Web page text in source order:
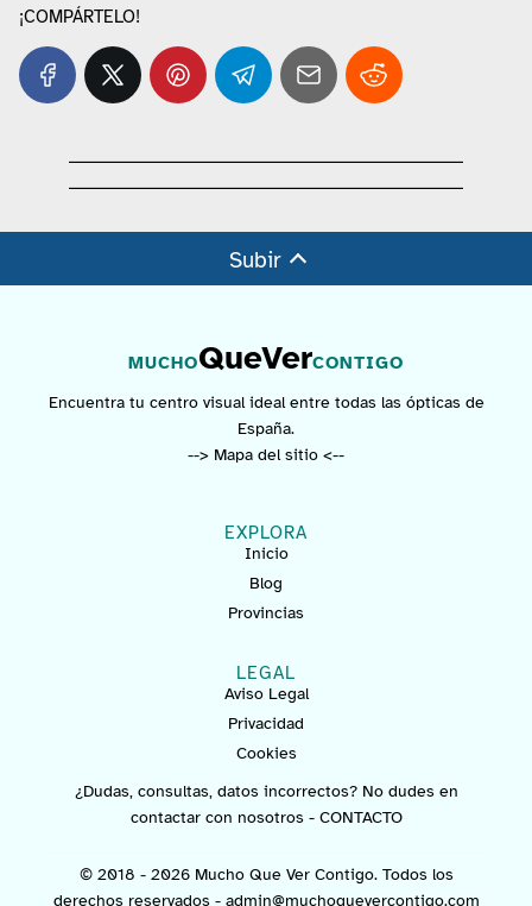
¡COMPÁRTELO!
Subir
MUCHOQueVerCONTIGO
Encuentra tu centro visual ideal entre todas las ópticas de
España.
--> Mapa del sitio <--
EXPLORA
Inicio
Blog
Provincias
LEGAL
Aviso Legal
Privacidad
Cookies
¿Dudas, consultas, datos incorrectos? No dudes en
contactar con nosotros - CONTACTO
© 2018 - 2026 Mucho Que Ver Contigo. Todos los
derechos reservados - admin@muchoquevercontigo.com